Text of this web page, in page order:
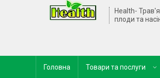
Health-
плоди та
Головна Товари та послуги